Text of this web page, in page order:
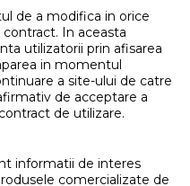
de a modifica in orice
In aceasta
utilizatorii prin afisarea
in momentul
a site-ului de catre
de acceptare a
de utilizare.
informatii de interes
comercializate de